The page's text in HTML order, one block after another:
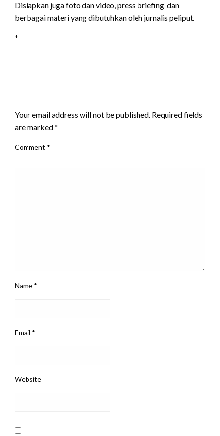
Disiapkan juga foto dan video, press briefing, dan
berbagai materi yang dibutuhkan oleh jurnalis peliput.
*
Your email address will not be published. Required fields
are marked*
Comment *
Name *
Email *
Website